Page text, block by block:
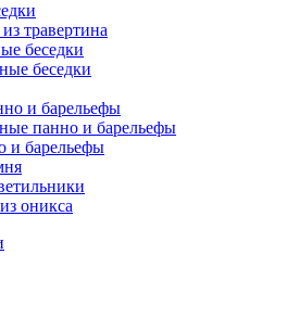
травертина
беседки
беседки
и барельефы
панно и барельефы
и барельефы
оникса